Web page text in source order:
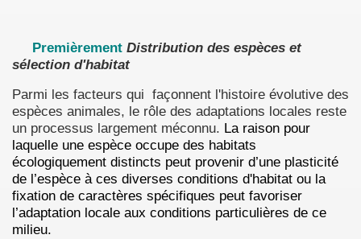
PremièrementDistribution des espèces et
sélection d'habitat
Parmi les facteurs qui façonnent l'histoire évolutive des
espèces animales, le rôle des adaptations locales reste
un processus largement méconnu. La raison pour
laquelle une espèce occupe des habitats
écologiquement distincts peut provenir d’une plasticité
de l’espèce à ces diverses conditions d'habitat ou la
fixation de caractères spécifiques peut favoriser
l’adaptation locale aux conditions particulières de ce
milieu.